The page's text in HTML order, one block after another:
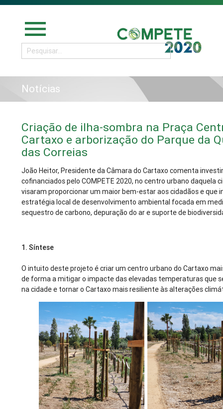
menu
Notícias
Criação de ilha-sombra na Praça
Cartaxo e arborização do Parque da
das Correias
João Heitor, Presidente da Câmara do Cartaxo comenta
cofinanciados pelo COMPETE 2020, no centro urbano daquela
visaram proporcionar um maior bem-estar aos cidadãos e que
estratégia local de desenvolvimento ambiental focada em
sequestro de carbono, depuração do ar e suporte de
1. Síntese
O intuito deste projeto é criar um centro urbano do Cartaxo
de forma a mitigar o impacte das elevadas temperaturas que
na cidade e tornar o Cartaxo mais resiliente às alterações